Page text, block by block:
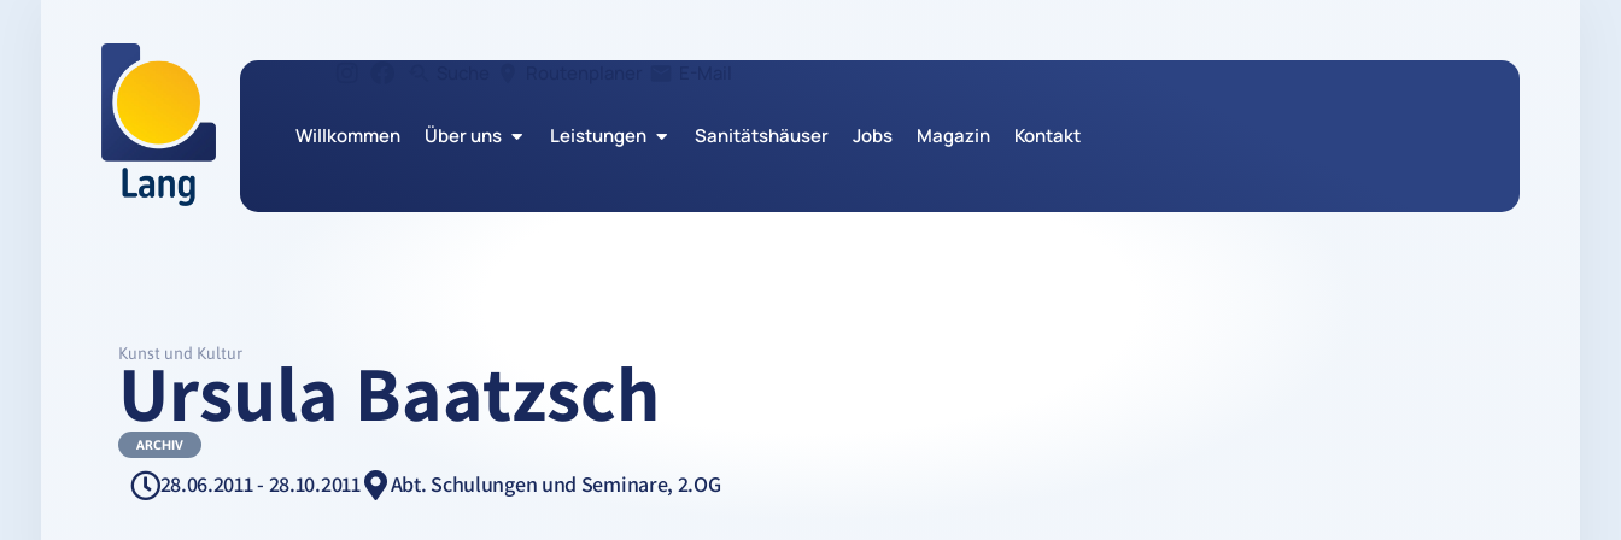
Willkommen Über uns Leistungen Sanitätshäuser Jobs Magazin Kontakt
Kunst und Kultur
Ursula Baatzsch
ARCHIV
28.06.2011 - 28.10.2011 Abt. Schulungen und Seminare, 2.OG